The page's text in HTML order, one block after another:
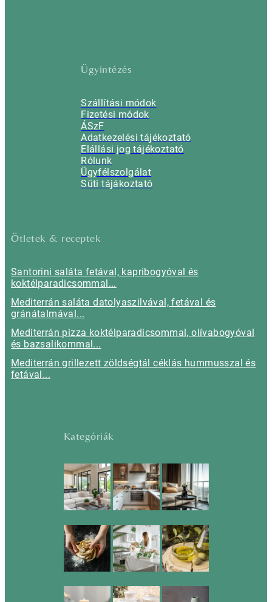
Ügyintézés
Szállítási módok
Fizetési módok
ÁSzF
Adatkezelési tájékoztató
Elállási jog tájékoztató
Rólunk
Ügyfélszolgálat
Süti tájákoztató
Ötletek & receptek
Santorini saláta fetával, kapribogyóval és
koktélparadicsommal...
Mediterrán saláta datolyaszilvával, fetával és
gránátalmával...
Mediterrán pizza koktélparadicsommal, olívabogyóval
és bazsalikommal...
Mediterrán grillezett zöldségtál céklás hummusszal és
fetával...
Kategóriák